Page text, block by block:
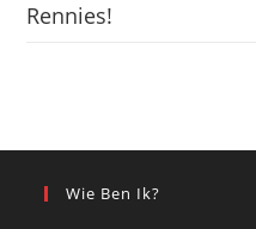
Rennies!
Wie Ben Ik?